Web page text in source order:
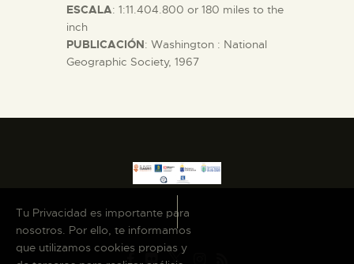
PREPARAR LA VISITA
ACTIVIDADES
█
EL MUSEO
COLECCIONES
DIDÁCTICA
ESCALA: 1:11.404.800 or 180 miles to the
inch
PUBLICACIÓN: Washington : National
Geographic Society, 1967
Tu Privacidad es importante para
nosotros. Por ello, te informamos
que utilizamos cookies propias y